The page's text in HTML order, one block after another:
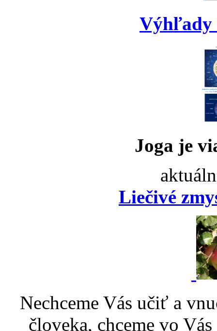
Výhľady
Joga je
Liečivé
Nechceme Vás učiť a
človeka, chceme vo